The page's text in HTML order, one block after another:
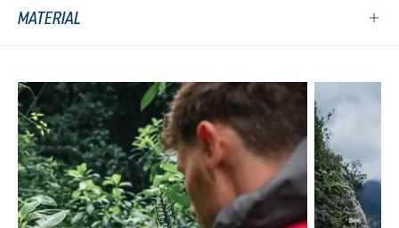
MATERIAL
Produktgalerie überspringen